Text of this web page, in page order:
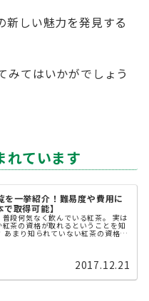
新しい魅力を発見する
みてはいかがでしょう
れています
を一挙紹介！難易度や費用に
取得可能】
段何気なく飲んでいる紅茶。 実は
茶の資格が取れるということを知
あまり知られていない紅茶の資格。
2017.12.21